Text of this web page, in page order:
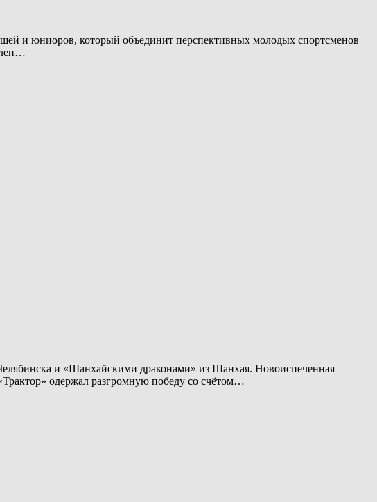
и юниоров, который объединит перспективных молодых спортсменов
и «Шанхайскими драконами» из Шанхая. Новоиспеченная
одержал разгромную победу со счётом…